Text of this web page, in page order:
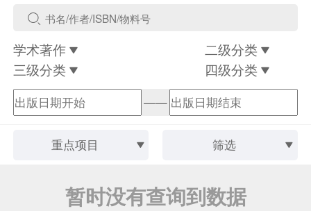
学术著作
二级分类
三级分类
四级分类
——
重点项目 筛选
暂时没有查询到数据